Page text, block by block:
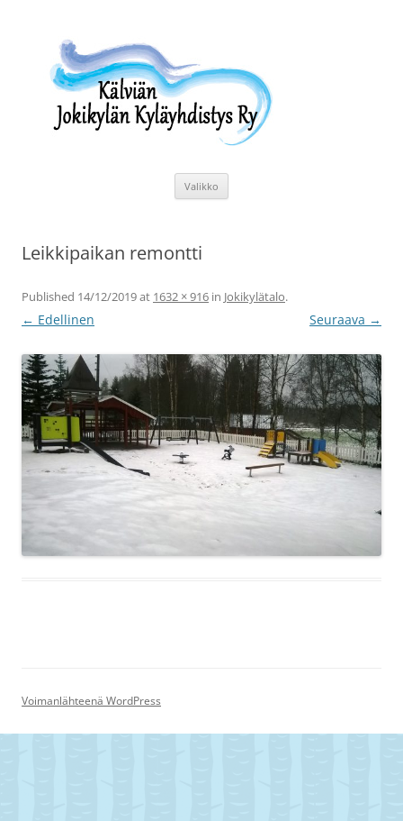
Valikko
Leikkipaikan remontti
Published 14/12/2019at 1632 × 916 in Jokikylätalo.
← Edellinen Seuraava →
Voimanlähteenä WordPress